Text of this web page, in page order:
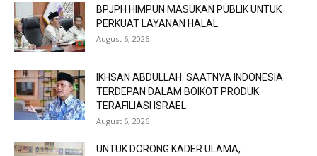
BPJPH HIMPUN MASUKAN PUBLIK UNTUK
PERKUAT LAYANAN HALAL
August 6, 2026
IKHSAN ABDULLAH: SAATNYA INDONESIA
TERDEPAN DALAM BOIKOT PRODUK
TERAFILIASI ISRAEL
August 6, 2026
UNTUK DORONG KADER ULAMA,